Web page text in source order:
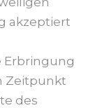
akzeptiert
Erbringung
Zeitpunkt
des